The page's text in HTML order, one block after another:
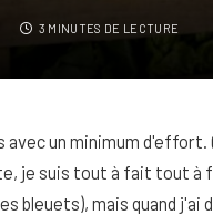
3 MINUTES DE LECTURE
un minimum
je suis tout à fait tout à
bleuets), mais quand j'ai